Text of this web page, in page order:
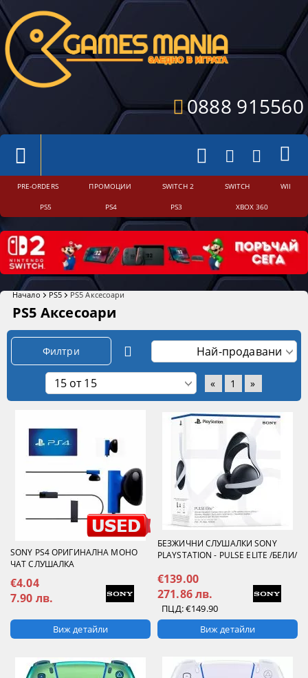
0888 915560
PRE-ORDERS ПРОМОЦИИ SWITCH 2 SWITCH WII
PS5 PS4 PS3 XBOX 360
Начало PS5 PS5 Аксесоари
PS5 Аксесоари
Филтри
« 1 »
SONY PS4 ОРИГИНАЛНА МОНО
ЧАТ СЛУШАЛКА
€4.04
7.90 лв.
Виж детайли
БЕЗЖИЧНИ СЛУШАЛКИ SONY
PLAYSTATION - PULSE ELITE /БЕЛИ/
€139.00
271.86 лв.
ПЦД:€149.90
Виж детайли